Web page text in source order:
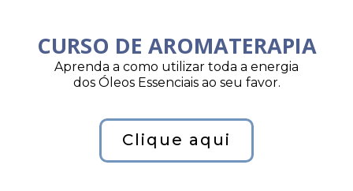
CURSO DE AROMATERAPIA
Aprenda a como utilizar toda a energia
dos Óleos Essenciais ao seu favor.
Clique aqui